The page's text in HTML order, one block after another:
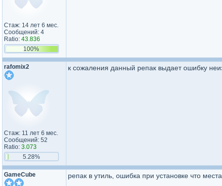
Стаж: 14 лет 6 мес.
Сообщений: 4
Ratio: 43.836
100%
rafomix2
Стаж: 11 лет 6 мес.
Сообщений: 52
Ratio: 3.073
5.28%
к сожаления данный репак выдает ошибку
GameCube репак в утиль, ошибка при установке что